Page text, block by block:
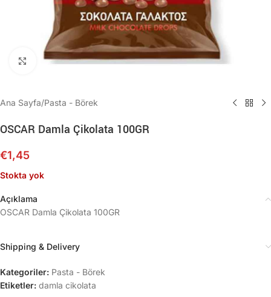
Büyütmek için tıklayın
Ana Sayfa/Pasta - Börek
OSCAR Damla Çikolata 100GR
€1,45
Stokta yok
Açıklama
OSCAR Damla Çikolata 100GR
Shipping & Delivery
Kategoriler: Pasta - Börek
Etiketler: damla cikolata